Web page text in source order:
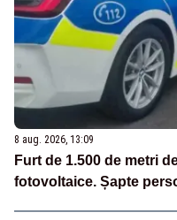
8 aug. 2026, 13:09
Furt de 1.500 de metri
fotovoltaice. Șapte